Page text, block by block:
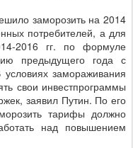
заморозить на 2014
потребителей, а для
2016 гг. по формуле
предыдущего года с
замораживания
свои инвестпрограммы
заявил Путин. По его
тарифы должно
над повышением